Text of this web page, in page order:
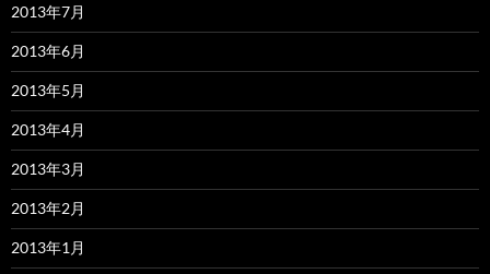
2013年7月
2013年6月
2013年5月
2013年4月
2013年3月
2013年2月
2013年1月